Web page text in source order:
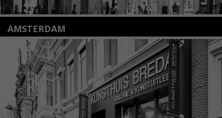
AMSTERDAM
Amstelveenseweg 135
1075 VX Amsterdam
+31 (0)20 2332546
info@kunsthuisamsterdam.nl
Lees meer